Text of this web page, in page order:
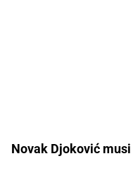
Novak Djoković